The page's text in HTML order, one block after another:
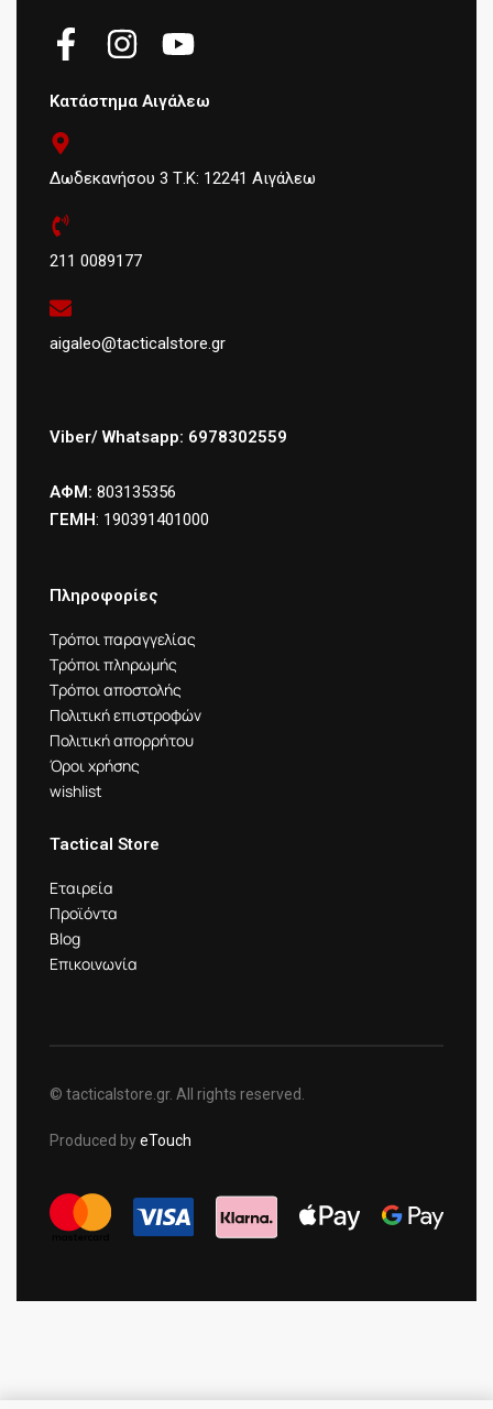
Κατάστημα Αιγάλεω
Δωδεκανήσου 3 Τ.Κ: 12241 Αιγάλεω
211 0089177
aigaleo@tacticalstore.gr
Viber/ Whatsapp: 6978302559
ΑΦΜ: 803135356
ΓΕΜΗ: 190391401000
Πληροφορίες
Τρόποι παραγγελίας
Τρόποι πληρωμής
Τρόποι αποστολής
Πολιτική επιστροφών
Πολιτική απορρήτου
Όροι χρήσης
wishlist
Tactical Store
Εταιρεία
Προϊόντα
Blog
Επικοινωνία
© tacticalstore.gr. All rights reserved.
Produced byeTouch